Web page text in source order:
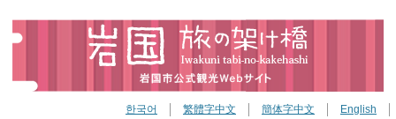
English
簡体字中文
繁體字中文
한국어